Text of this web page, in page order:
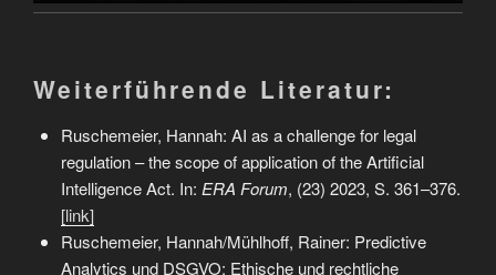
Weiterführende Literatur:
Ruschemeier, Hannah: AI as a challenge for legal
regulation – the scope of application of the Artificial
Intelligence Act. In: ERA Forum, (23) 2023, S. 361–376.
[link]
Ruschemeier, Hannah/Mühlhoff, Rainer: Predictive
Analytics und DSGVO: Ethische und rechtliche